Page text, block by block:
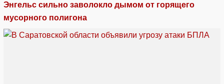
Энгельс сильно заволокло дымом от горящего
мусорного полигона